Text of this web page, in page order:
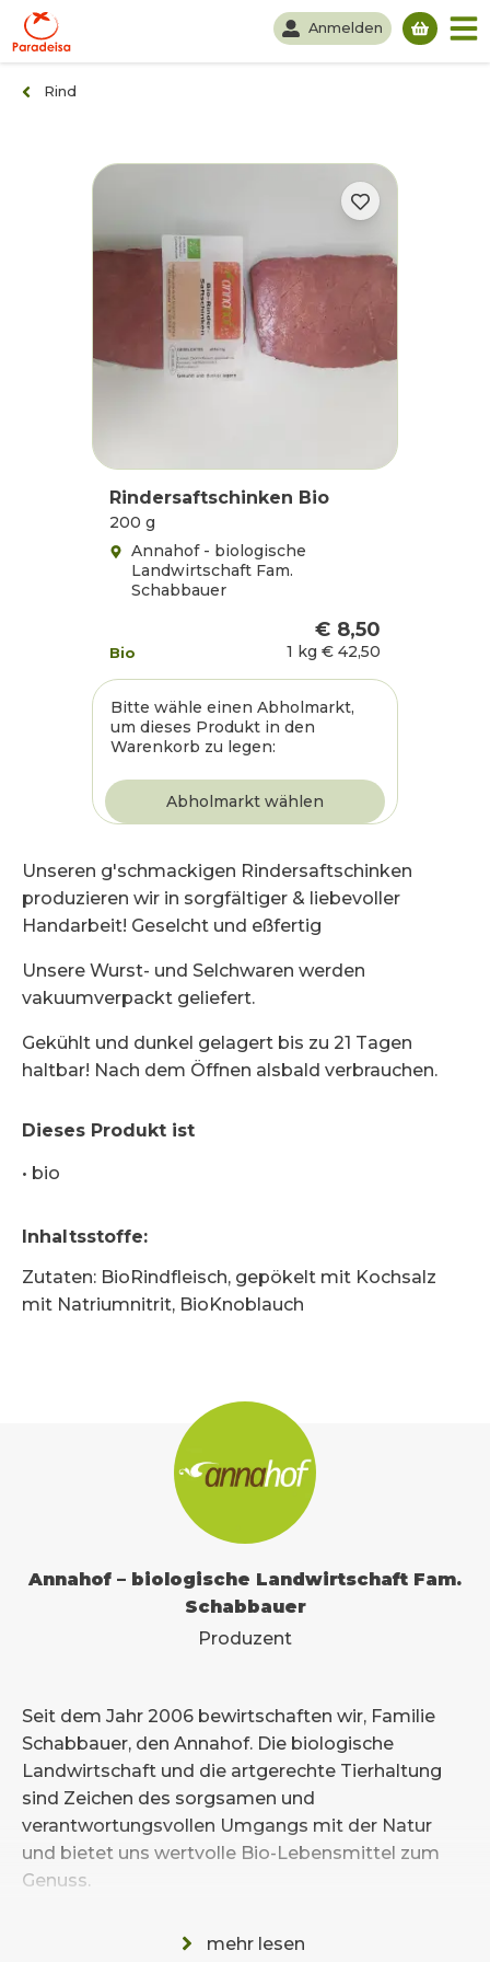
Anmelden
Rind
Rindersaftschinken Bio
200 g
Annahof - biologische
Landwirtschaft Fam.
Schabbauer
Bio
€ 8,50
1 kg € 42,50
Bitte wähle einen Abholmarkt,
um dieses Produkt in den
Warenkorb zu legen:
Unseren g'schmackigen Rindersaftschinken
produzieren wir in sorgfältiger & liebevoller
Handarbeit! Geselcht und eßfertig
Unsere Wurst- und Selchwaren werden
vakuumverpackt geliefert.
Gekühlt und dunkel gelagert bis zu 21 Tagen
haltbar! Nach dem Öffnen alsbald verbrauchen.
Dieses Produkt ist
• bio
Inhaltsstoffe:
Zutaten: BioRindfleisch, gepökelt mit Kochsalz
mit Natriumnitrit, BioKnoblauch
Annahof – biologische Landwirtschaft Fam.
Schabbauer
Produzent
Seit dem Jahr 2006 bewirtschaften wir, Familie
Schabbauer, den Annahof. Die biologische
Landwirtschaft und die artgerechte Tierhaltung
sind Zeichen des sorgsamen und
verantwortungsvollen Umgangs mit der Natur
und bietet uns wertvolle Bio-Lebensmittel zum
Genuss.
> der Bio-Landbau die umwelt-, gesundheits-,
mehr lesen